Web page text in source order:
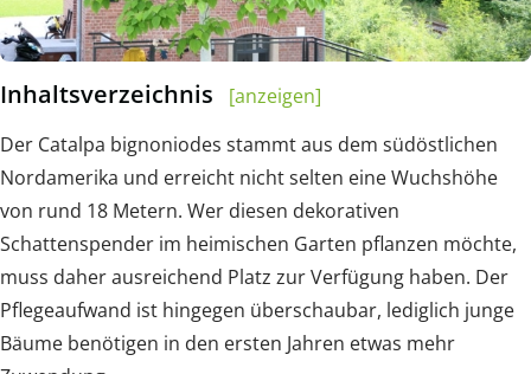
Inhaltsverzeichnis
[anzeigen]
Der Catalpa bignoniodes stammt aus dem südöstlichen
Nordamerika und erreicht nicht selten eine Wuchshöhe
von rund 18 Metern. Wer diesen dekorativen
Schattenspender im heimischen Garten pflanzen möchte,
muss daher ausreichend Platz zur Verfügung haben. Der
Pflegeaufwand ist hingegen überschaubar, lediglich junge
Bäume benötigen in den ersten Jahren etwas mehr